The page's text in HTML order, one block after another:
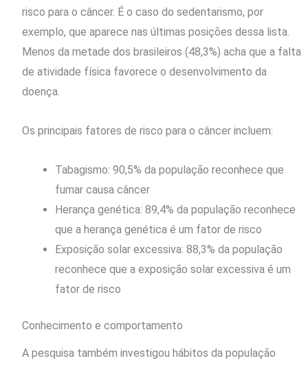
risco para o câncer. É o caso do sedentarismo, por
exemplo, que aparece nas últimas posições dessa lista.
Menos da metade dos brasileiros (48,3%) acha que a falta
de atividade física favorece o desenvolvimento da
doença.
Os principais fatores de risco para o câncer incluem:
Tabagismo: 90,5% da população reconhece que
fumar causa câncer
Herança genética: 89,4% da população reconhece
que a herança genética é um fator de risco
Exposição solar excessiva: 88,3% da população
reconhece que a exposição solar excessiva é um
fator de risco
Conhecimento e comportamento
A pesquisa também investigou hábitos da população